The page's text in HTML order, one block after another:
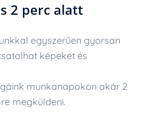
2 perc alatt
egyszerűen gyorsan
képeket és
munkanapokon akár 2
megküldeni.